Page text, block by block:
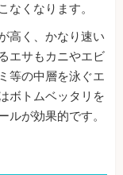
なくなります。
高く、かなり速い
エサもカニやエビ
等の中層を泳ぐエ
ボトムベッタリを
ルが効果的です。